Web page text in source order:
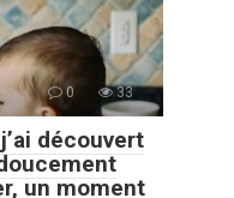
0 33
découvert
un moment